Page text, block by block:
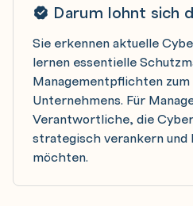
Darum lohnt sich
Sie erkennen aktuelle
lernen essentielle
Managementpflichten
Unternehmens. Für
Verantwortliche, die
strategisch verankern und
möchten.